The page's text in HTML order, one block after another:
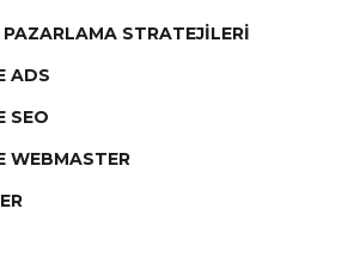
STRATEJILERI
ADS
SEO
WEBMASTER